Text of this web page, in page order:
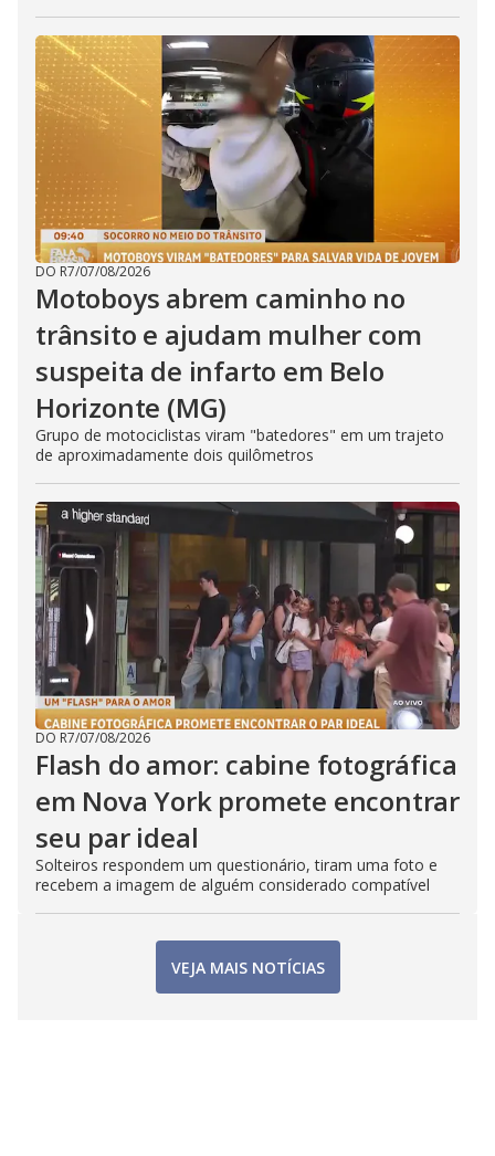
DO R7/07/08/2026
Motoboys abrem caminho no
trânsito e ajudam mulher com
suspeita de infarto em Belo
Horizonte (MG)
Grupo de motociclistas viram "batedores" em um trajeto
de aproximadamente dois quilômetros
DO R7/07/08/2026
Flash do amor: cabine fotográfica
em Nova York promete encontrar
seu par ideal
Solteiros respondem um questionário, tiram uma foto e
recebem a imagem de alguém considerado compatível
VEJA MAIS NOTÍCIAS